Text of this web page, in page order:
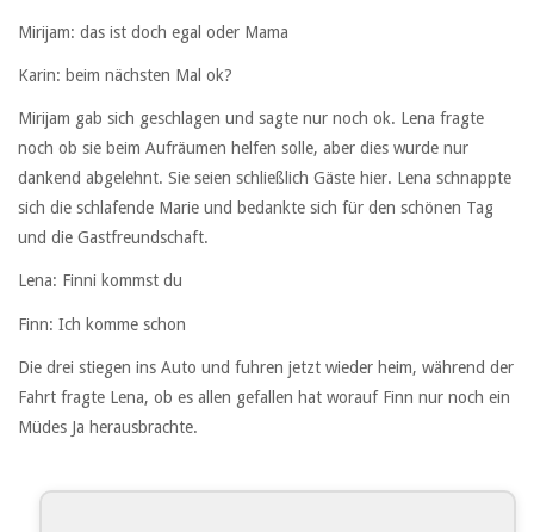
Mirijam: das ist doch egal oder Mama
Karin: beim nächsten Mal ok?
Mirijam gab sich geschlagen und sagte nur noch ok. Lena fragte
noch ob sie beim Aufräumen helfen solle, aber dies wurde nur
dankend abgelehnt. Sie seien schließlich Gäste hier. Lena schnappte
sich die schlafende Marie und bedankte sich für den schönen Tag
und die Gastfreundschaft.
Lena: Finni kommst du
Finn: Ich komme schon
Die drei stiegen ins Auto und fuhren jetzt wieder heim, während der
Fahrt fragte Lena, ob es allen gefallen hat worauf Finn nur noch ein
Müdes Ja herausbrachte.